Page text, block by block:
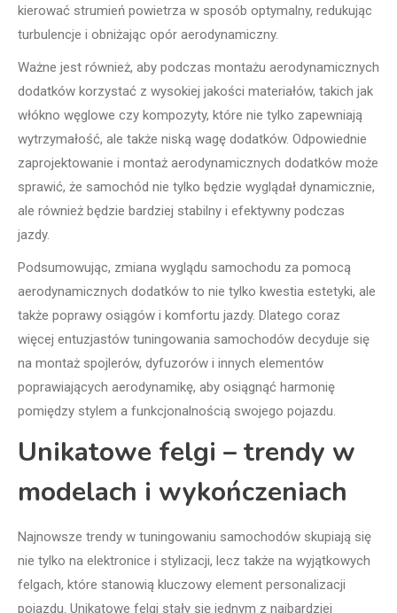
kierować strumień powietrza w sposób optymalny, redukując
turbulencje i obniżając opór aerodynamiczny.
Ważne jest również, aby podczas montażu aerodynamicznych
dodatków korzystać z wysokiej jakości materiałów, takich jak
włókno węglowe czy kompozyty, które nie tylko zapewniają
wytrzymałość, ale także niską wagę dodatków. Odpowiednie
zaprojektowanie i montaż aerodynamicznych dodatków może
sprawić, że samochód nie tylko będzie wyglądał dynamicznie,
ale również będzie bardziej stabilny i efektywny podczas
jazdy.
Podsumowując, zmiana wyglądu samochodu za pomocą
aerodynamicznych dodatków to nie tylko kwestia estetyki, ale
także poprawy osiągów i komfortu jazdy. Dlatego coraz
więcej entuzjastów tuningowania samochodów decyduje się
na montaż spojlerów, dyfuzorów i innych elementów
poprawiających aerodynamikę, aby osiągnąć harmonię
pomiędzy stylem a funkcjonalnością swojego pojazdu.
Unikatowe felgi – trendy w
modelach i wykończeniach
Najnowsze trendy w tuningowaniu samochodów skupiają się
nie tylko na elektronice i stylizacji, lecz także na wyjątkowych
felgach, które stanowią kluczowy element personalizacji
pojazdu. Unikatowe felgi stały się jednym z najbardziej